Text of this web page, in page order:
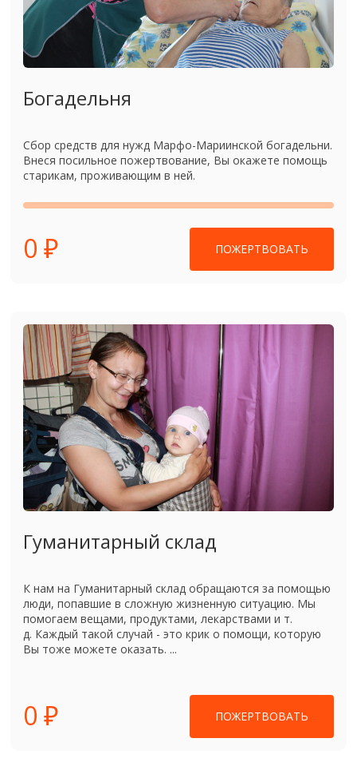
Богадельня
Сбор средств для нужд Марфо-Мариинской богадельни.
Внеся посильное пожертвование, Вы окажете помощь
старикам, проживающим в ней.
0 ₽ ПОЖЕРТВОВАТЬ
Гуманитарный склад
К нам на Гуманитарный склад обращаются за помощью
люди, попавшие в сложную жизненную ситуацию. Мы
помогаем вещами, продуктами, лекарствами и т.
д. Каждый такой случай - это крик о помощи, которую
Вы тоже можете оказать. ...
0 ₽ ПОЖЕРТВОВАТЬ